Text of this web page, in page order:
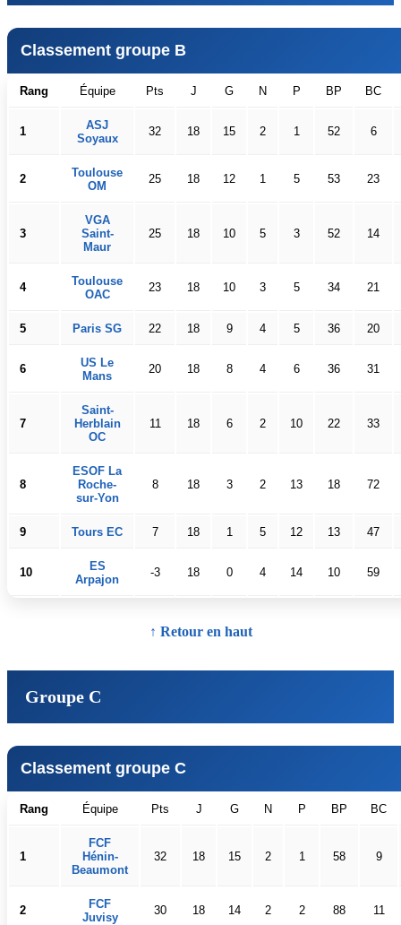
Classement groupe B
Rang Équipe Pts J G N P BP BC
1
ASJ
Soyaux
32 18 15 2 1 52 6
2
Toulouse
OM
25 18 12 1 5 53 23
3
VGA
Saint-
Maur
25 18 10 5 3 52 14
4
Toulouse
OAC
23 18 10 3 5 34 21
5 Paris SG 22 18 9 4 5 36 20
6
US Le
Mans
20 18 8 4 6 36 31
7
Saint-
Herblain
OC
11 18 6 2 10 22 33
8
ESOF La
Roche-
sur-Yon
8 18 3 2 13 18 72
9 Tours EC 7 18 1 5 12 13 47
10
ES
Arpajon
-3 18 0 4 14 10 59
↑ Retour en haut
Groupe C
Classement groupe C
Rang Équipe Pts J G N P BP BC
1
FCF
Hénin-
Beaumont
32 18 15 2 1 58 9
2
FCF
Juvisy
30 18 14 2 2 88 11